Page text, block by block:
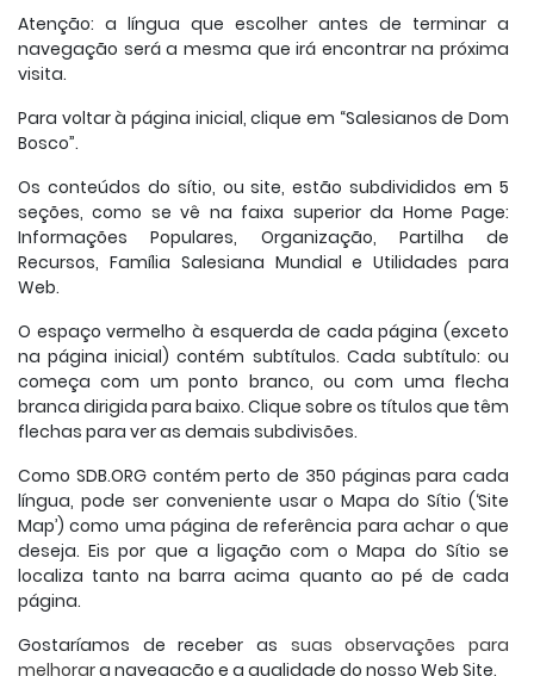
Atenção: a língua que escolher antes de terminar a
navegação será a mesma que irá encontrar na próxima
visita.
Para voltar à página inicial, clique em “Salesianos de Dom
Bosco”.
Os conteúdos do sítio, ou site, estão subdivididos em 5
seções, como se vê na faixa superior da Home Page:
Informações Populares, Organização, Partilha de
Recursos, Família Salesiana Mundial e Utilidades para
Web.
O espaço vermelho à esquerda de cada página (exceto
na página inicial) contém subtítulos. Cada subtítulo: ou
começa com um ponto branco, ou com uma flecha
branca dirigida para baixo. Clique sobre os títulos que têm
flechas para ver as demais subdivisões.
Como SDB.ORG contém perto de 350 páginas para cada
língua, pode ser conveniente usar o Mapa do Sítio (‘Site
Map’) como uma página de referência para achar o que
deseja. Eis por que a ligação com o Mapa do Sítio se
localiza tanto na barra acima quanto ao pé de cada
página.
Gostaríamos de receber as suas observações para
melhorara navegação e a qualidade do nosso Web Site.